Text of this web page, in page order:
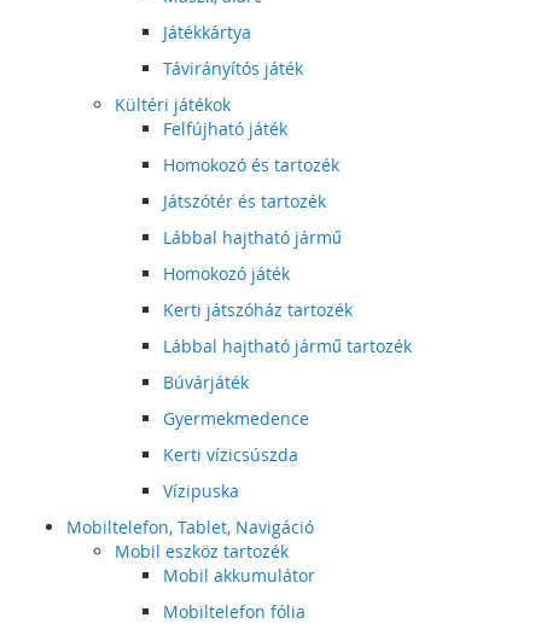
Játékkártya
Távirányítós játék
Kültéri játékok
Felfújható játék
Homokozó és tartozék
Játszótér és tartozék
Lábbal hajtható jármű
Homokozó játék
Kerti játszóház tartozék
Lábbal hajtható jármű tartozék
Búvárjáték
Gyermekmedence
Kerti vízicsúszda
Vízipuska
Mobiltelefon, Tablet, Navigáció
Mobil eszköz tartozék
Mobil akkumulátor
Mobiltelefon fólia